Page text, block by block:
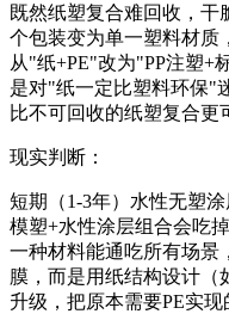
既然纸塑复合难回收，干
个包装变为单一塑料材质
从"纸+PE"改为"PP注塑+
是对"纸一定比塑料环保
比不可回收的纸塑复合更
现实判断：
短期（1-3年）水性无塑
模塑+水性涂层组合会吃
一种材料能通吃所有场景
膜，而是用纸结构设计（
升级，把原本需要PE实